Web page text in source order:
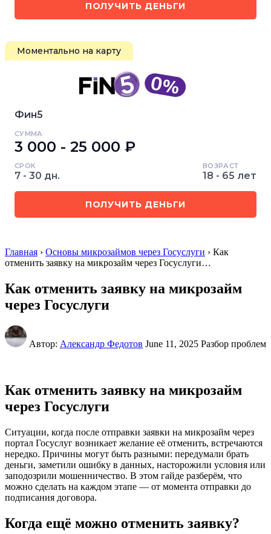
ПОЛУЧИТЬ ДЕНЬГИ
Моментально на карту
Фин5
СУММА
3 000 - 25 000 ₽
СРОК
7 - 30 дн.
ВОЗРАСТ
18 - 65 лет
ПОЛУЧИТЬ ДЕНЬГИ
Главная › Основы микрозаймов через Госуслуги › Как
отменить заявку на микрозайм через Госуслуги…
Как отменить заявку на микрозайм
через Госуслуги
Автор: Александр Федотов June 11, 2025 Разбор проблем
Как отменить заявку на микрозайм
через Госуслуги
Ситуации, когда после отправки заявки на микрозайм через
портал Госуслуг возникает желание её отменить, встречаются
нередко. Причины могут быть разными: передумали брать
деньги, заметили ошибку в данных, насторожили условия или
заподозрили мошенничество. В этом гайде разберём, что
можно сделать на каждом этапе — от момента отправки до
подписания договора.
Когда ещё можно отменить заявку?